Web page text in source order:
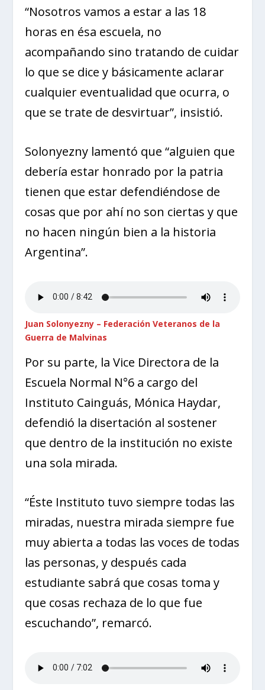
“Nosotros vamos a estar a las 18
horas en ésa escuela, no
acompañando sino tratando de cuidar
lo que se dice y básicamente aclarar
cualquier eventualidad que ocurra, o
que se trate de desvirtuar”, insistió.
Solonyezny lamentó que “alguien que
debería estar honrado por la patria
tienen que estar defendiéndose de
cosas que por ahí no son ciertas y que
no hacen ningún bien a la historia
Argentina”.
Juan Solonyezny – Federación Veteranos de la
Guerra de Malvinas
Por su parte, la Vice Directora de la
Escuela Normal N°6 a cargo del
Instituto Cainguás, Mónica Haydar,
defendió la disertación al sostener
que dentro de la institución no existe
una sola mirada.
“Éste Instituto tuvo siempre todas las
miradas, nuestra mirada siempre fue
muy abierta a todas las voces de todas
las personas, y después cada
estudiante sabrá que cosas toma y
que cosas rechaza de lo que fue
escuchando”, remarcó.